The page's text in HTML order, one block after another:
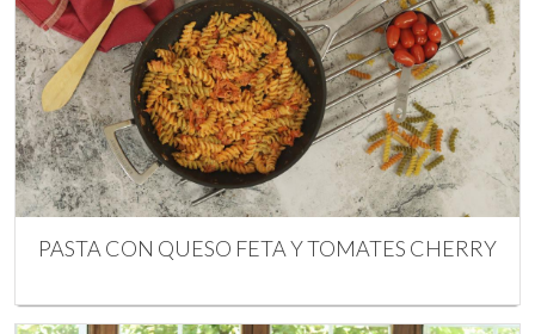
PASTA CON QUESO FETA Y TOMATES CHERRY